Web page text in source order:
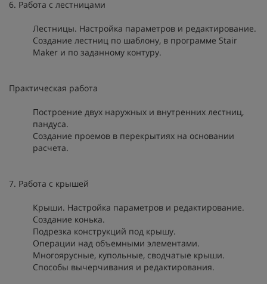
6. Работа с лестницами
Лестницы. Настройка параметров и редактирование.
Создание лестниц по шаблону, в программе Stair
Maker и по заданному контуру.
Практическая работа
Построение двух наружных и внутренних лестниц,
пандуса.
Создание проемов в перекрытиях на основании
расчета.
7. Работа с крышей
Крыши. Настройка параметров и редактирование.
Создание конька.
Подрезка конструкций под крышу.
Операции над объемными элементами.
Многоярусные, купольные, сводчатые крыши.
Способы вычерчивания и редактирования.